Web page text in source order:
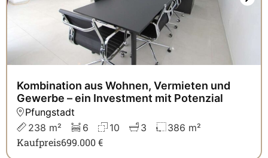
Kombination aus Wohnen, Vermieten und
Gewerbe – ein Investment mit Potenzial
Pfungstadt
238 m²
6 10 3 386 m²
Kaufpreis699.000 €